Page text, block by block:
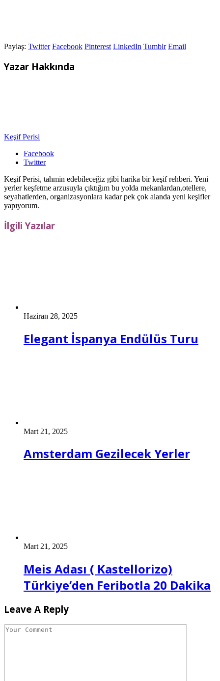
Paylaş: Twitter Facebook Pinterest LinkedIn Tumblr Email
Yazar Hakkında
Keşif Perisi
Facebook
Twitter
Keşif Perisi, tahmin edebileceğiz gibi harika bir keşif rehberi. Yeni
yerler keşfetme arzusuyla çıktığım bu yolda mekanlardan,otellere,
seyahatlerden, organizasyonlara kadar pek çok alanda yeni keşifler
yapıyorum.
İlgili Yazılar
Haziran 28, 2025
Elegant İspanya Endülüs Turu
Mart 21, 2025
Amsterdam Gezilecek Yerler
Mart 21, 2025
Meis Adası ( Kastellorizo)
Türkiye’den Feribotla 20 Dakika
Leave A Reply